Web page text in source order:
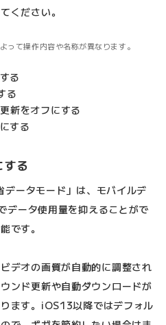
ください。
って操作内容や名称が異なります。
る
る
新をオフにする
する
る
ータモード」は、モバイルデ
データ使用量を抑えることがで
です。
デオの画質が自動的に調整され
ンド更新や自動ダウンロードが
ます。iOS13以降ではデフォル